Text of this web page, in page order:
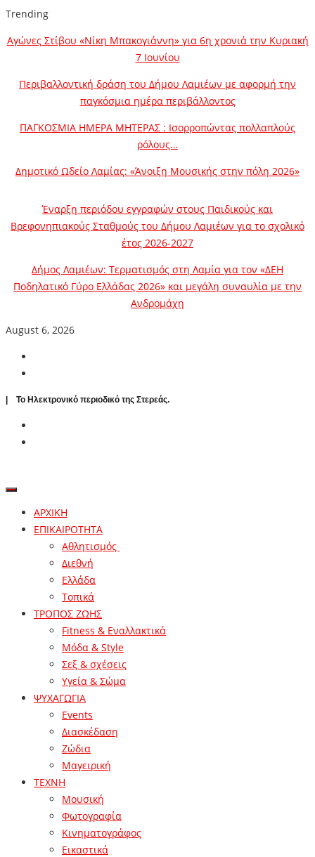
Trending
Αγώνες Στίβου «Νίκη Μπακογιάννη» για 6η χρονιά την Κυριακή
7 Ιουνίου
Περιβαλλοντική δράση του Δήμου Λαμιέων με αφορμή την
παγκόσμια ημέρα περιβάλλοντος
ΠΑΓΚΟΣΜΙΑ ΗΜΕΡΑ ΜΗΤΕΡΑΣ : Ισορροπώντας πολλαπλούς
ρόλους…
Δημοτικό Ωδείο Λαμίας: «Άνοιξη Μουσικής στην πόλη 2026»
Έναρξη περιόδου εγγραφών στους Παιδικούς και
Βρεφονηπιακούς Σταθμούς του Δήμου Λαμιέων για το σχολικό
έτος 2026-2027
Δήμος Λαμιέων: Τερματισμός στη Λαμία για τον «ΔΕΗ
Ποδηλατικό Γύρο Ελλάδας 2026» και μεγάλη συναυλία με την
Ανδρομάχη
August 6, 2026
| To Ηλεκτρονικό περιοδικό της Στερεάς.
ΑΡΧΙΚΗ
ΕΠΙΚΑΙΡΟΤΗΤΑ
Αθλητισμός
Διεθνή
Ελλάδα
Τοπικά
ΤΡΟΠΟΣ ΖΩΗΣ
Fitness & Εναλλακτικά
Μόδα & Style
Σεξ & σχέσεις
Υγεία & Σώμα
ΨΥΧΑΓΩΓΙΑ
Events
Διασκέδαση
Ζώδια
Μαγειρική
ΤΕΧΝΗ
Μουσική
Φωτογραφία
Κινηματογράφος
Εικαστικά